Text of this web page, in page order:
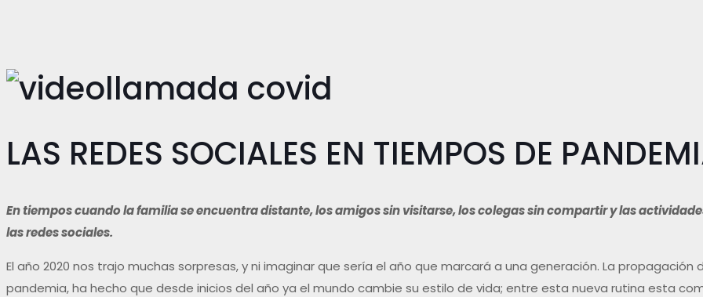
LAS REDES SOCIALES EN TIEMPOS DE
En tiempos cuando la familia se encuentra distante, los amigos sin visitarse, los colegas sin compartir y las
las redes sociales.
El año 2020 nos trajo muchas sorpresas, y ni imaginar que sería el año que marcará a una generación. La propagación
pandemia, ha hecho que desde inicios del año ya el mundo cambie su estilo de vida; entre esta nueva rutina esta